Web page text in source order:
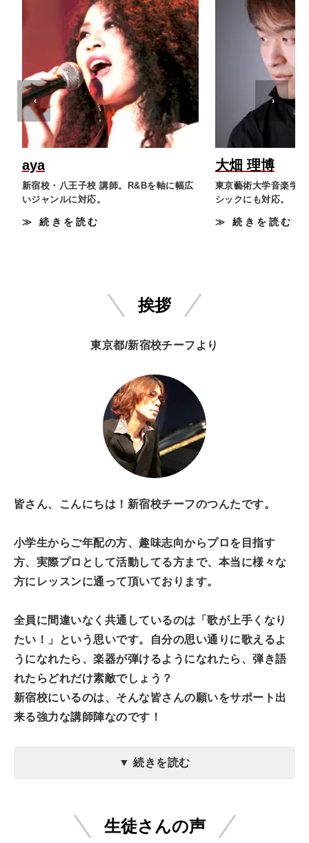
aya
新宿校・八王子校 講師。R&Bを軸に幅広
いジャンルに対応。
≫ 続きを読む
大畑 理博
東京藝術大学音楽学
シックにも対応。
≫ 続きを読む
‹ ›
挨拶
東京都/新宿校チーフより
皆さん、こんにちは！新宿校チーフのつんたです。
小学生からご年配の方、趣味志向からプロを目指す
方、実際プロとして活動してる方まで、本当に様々な
方にレッスンに通って頂いております。
全員に間違いなく共通しているのは「歌が上手くなり
たい！」という思いです。自分の思い通りに歌えるよ
うになれたら、楽器が弾けるようになれたら、弾き語
れたらどれだけ素敵でしょう？
新宿校にいるのは、そんな皆さんの願いをサポート出
来る強力な講師陣なのです！
生徒さんの声